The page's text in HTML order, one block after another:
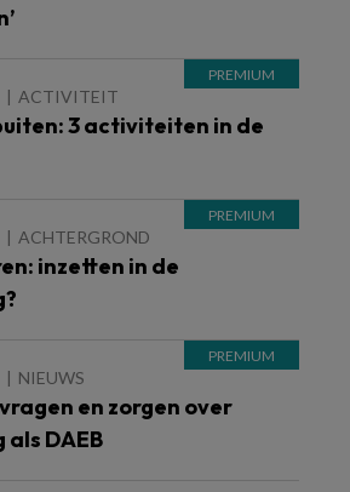
ACTIVITEIT
3 activiteiten in de
ACHTERGROND
inzetten in de
NIEUWS
en zorgen over
DAEB